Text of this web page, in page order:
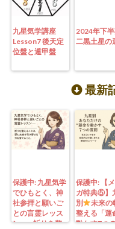
九星気学講座
Lesson7 後天定
位盤と遁甲盤
2024年下半
二黒土星の
最新
保護中: 九星気学
でひもとく、神
社参拝と願いご
との言霊レッス
ン—— 祈りを整
保護中: 【
ガ特典⑤】
別
未来の
整える「運
動かす7つ